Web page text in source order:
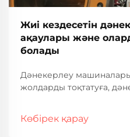
Жиі кездесетін
ақаулары және
болады
Дәнекерлеу
жолдарды тоқтатуға,
кездесетін ақаулар мен
Көбірек қарау